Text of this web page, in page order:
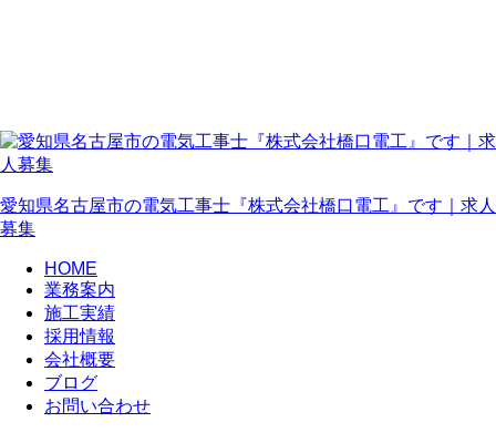
愛知県名古屋市の電気工事士『株式会社橋口電工』です｜求人
募集
HOME
業務案内
施工実績
採用情報
会社概要
ブログ
お問い合わせ